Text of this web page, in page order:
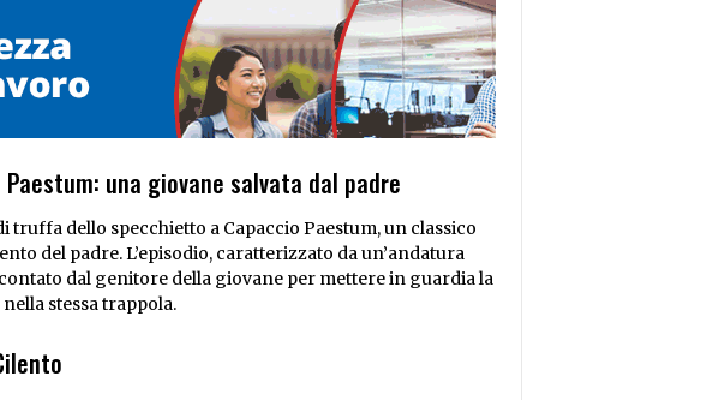
una giovane salvata dal padre
dello specchietto a Capaccio Paestum, un classico
del padre. L’episodio, caratterizzato da un’andatura
dal genitore della giovane per mettere in guardia la
stessa trappola.